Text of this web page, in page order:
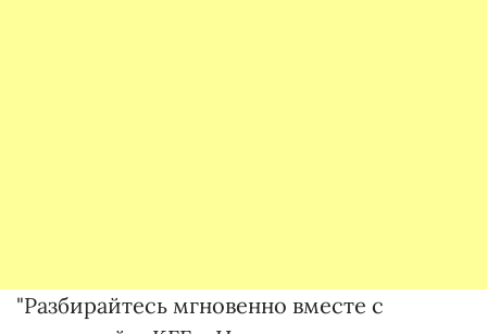
"Разбирайтесь мгновенно вместе с